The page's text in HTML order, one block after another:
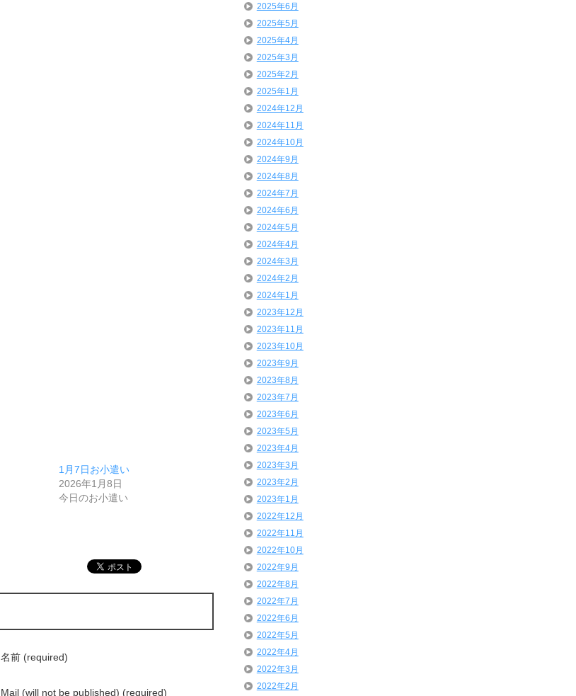
1月7日お小遣い
2026年1月8日
今日のお小遣い
名前 (required)
Mail (will not be published) (required)
2025年6月
2025年5月
2025年4月
2025年3月
2025年2月
2025年1月
2024年12月
2024年11月
2024年10月
2024年9月
2024年8月
2024年7月
2024年6月
2024年5月
2024年4月
2024年3月
2024年2月
2024年1月
2023年12月
2023年11月
2023年10月
2023年9月
2023年8月
2023年7月
2023年6月
2023年5月
2023年4月
2023年3月
2023年2月
2023年1月
2022年12月
2022年11月
2022年10月
2022年9月
2022年8月
2022年7月
2022年6月
2022年5月
2022年4月
2022年3月
2022年2月